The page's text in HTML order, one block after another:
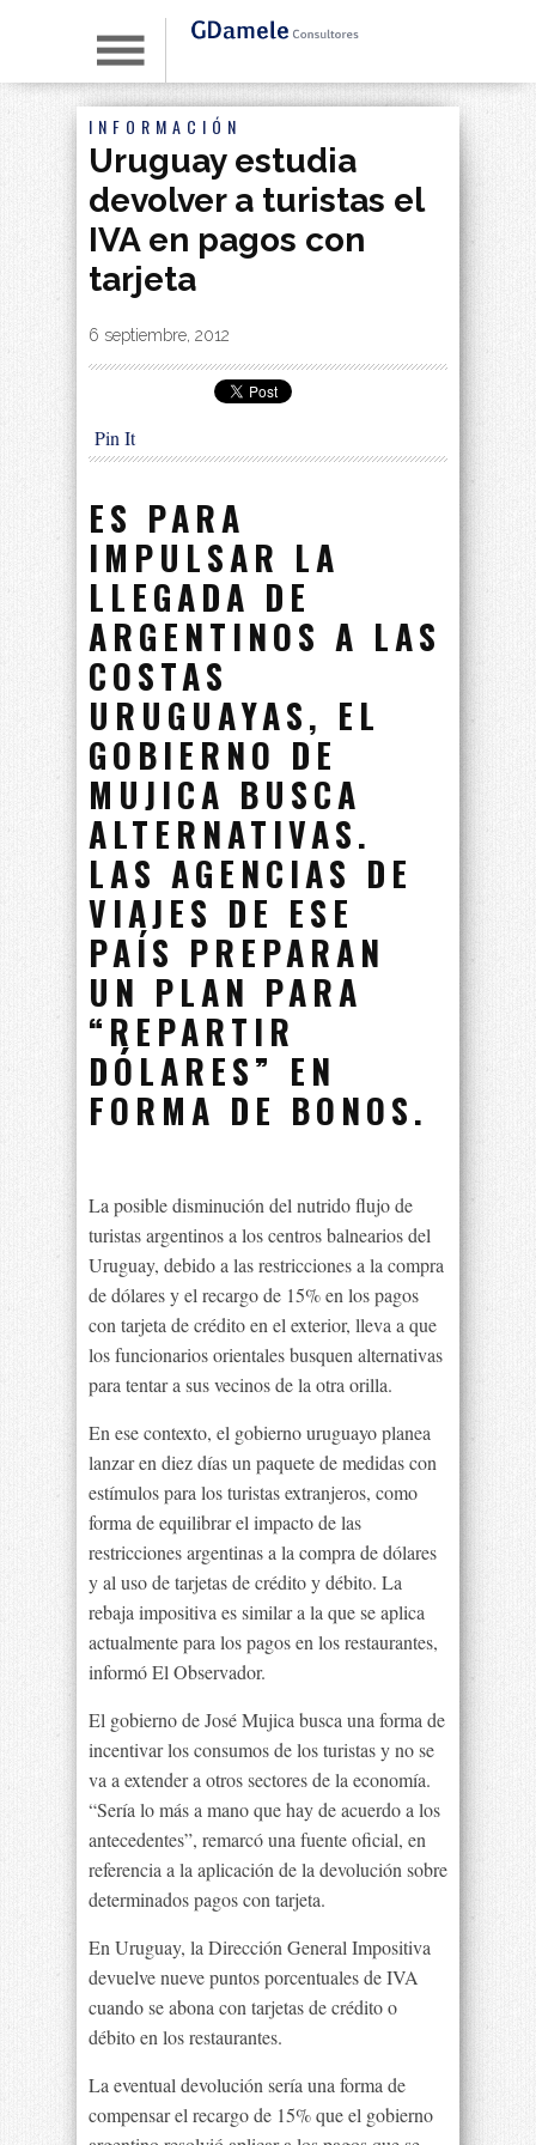
INFORMACIÓN
Uruguay estudia
devolver a turistas el
IVA en pagos con
tarjeta
By|
6 septiembre, 2012
Pin It
ES PARA
IMPULSAR LA
LLEGADA DE
ARGENTINOS A LAS
COSTAS
URUGUAYAS, EL
GOBIERNO DE
MUJICA BUSCA
ALTERNATIVAS.
LAS AGENCIAS DE
VIAJES DE ESE
PAÍS PREPARAN
UN PLAN PARA
“REPARTIR
DÓLARES” EN
FORMA DE BONOS.
La posible disminución del nutrido flujo de
turistas argentinos a los centros balnearios del
Uruguay, debido a las restricciones a la compra
de dólares y el recargo de 15% en los pagos
con tarjeta de crédito en el exterior, lleva a que
los funcionarios orientales busquen alternativas
para tentar a sus vecinos de la otra orilla.
En ese contexto, el gobierno uruguayo planea
lanzar en diez días un paquete de medidas con
estímulos para los turistas extranjeros, como
forma de equilibrar el impacto de las
restricciones argentinas a la compra de dólares
y al uso de tarjetas de crédito y débito. La
rebaja impositiva es similar a la que se aplica
actualmente para los pagos en los restaurantes,
informó El Observador.
El gobierno de José Mujica busca una forma de
incentivar los consumos de los turistas y no se
va a extender a otros sectores de la economía.
“Sería lo más a mano que hay de acuerdo a los
antecedentes”, remarcó una fuente oficial, en
referencia a la aplicación de la devolución sobre
determinados pagos con tarjeta.
En Uruguay, la Dirección General Impositiva
devuelve nueve puntos porcentuales de IVA
cuando se abona con tarjetas de crédito o
débito en los restaurantes.
La eventual devolución sería una forma de
compensar el recargo de 15% que el gobierno